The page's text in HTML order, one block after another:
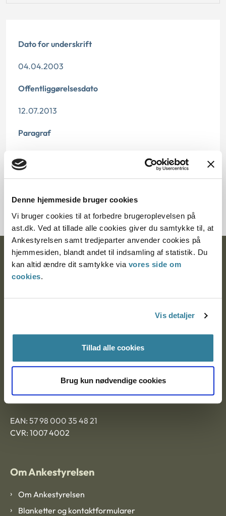
Denne hjemmeside bruger cookies
Vi bruger cookies til at forbedre brugeroplevelsen på
ast.dk. Ved at tillade alle cookies giver du samtykke til, at
Ankestyrelsen samt tredjeparter anvender cookies på
hjemmesiden, blandt andet til indsamling af statistik. Du
kan altid ændre dit samtykke via vores side om
cookies.
Vis detaljer
Tillad alle cookies
Brug kun nødvendige cookies
Dato for underskrift
04.04.2003
Offentliggørelsesdato
12.07.2013
Paragraf
Journalnummer
2000701-02
Ankestyrelsen
Postadresse:
Nytorv 7, 2. sal
Ankestyrelsen Aalborg
Ankestyrelsen København
EAN: 57 98 000 35 48 21
CVR: 1007 4002
Om Ankestyrelsen
Om Ankestyrelsen
Blanketter og kontaktformularer